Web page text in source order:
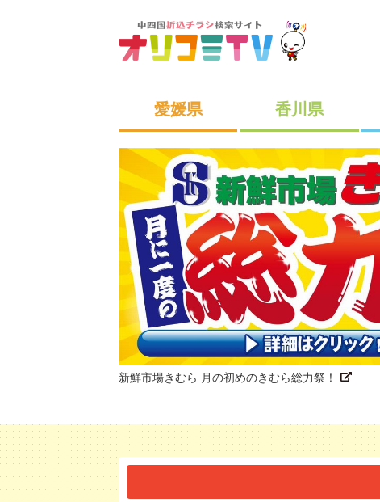
愛媛県 香川県
新鮮市場きむら 月の初めのきむら総力祭！